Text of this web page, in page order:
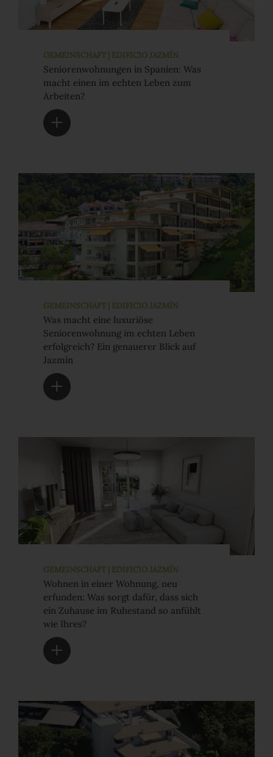
GEMEINSCHAFT | EDIFICIO JAZMÍN
Seniorenwohnungen in Spanien: Was
macht einen im echten Leben zum
Arbeiten?
GEMEINSCHAFT | EDIFICIO JAZMÍN
Was macht eine luxuriöse
Seniorenwohnung im echten Leben
erfolgreich? Ein genauerer Blick auf
Jazmín
GEMEINSCHAFT | EDIFICIO JAZMÍN
Wohnen in einer Wohnung, neu
erfunden: Was sorgt dafür, dass sich
ein Zuhause im Ruhestand so anfühlt
wie Ihres?